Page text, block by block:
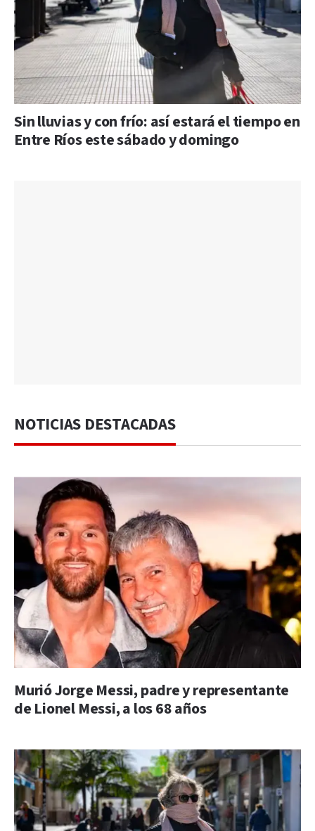
Sin lluvias y con frío: así estará el tiempo en
Entre Ríos este sábado y domingo
NOTICIAS DESTACADAS
Murió Jorge Messi, padre y representante
de Lionel Messi, a los 68 años